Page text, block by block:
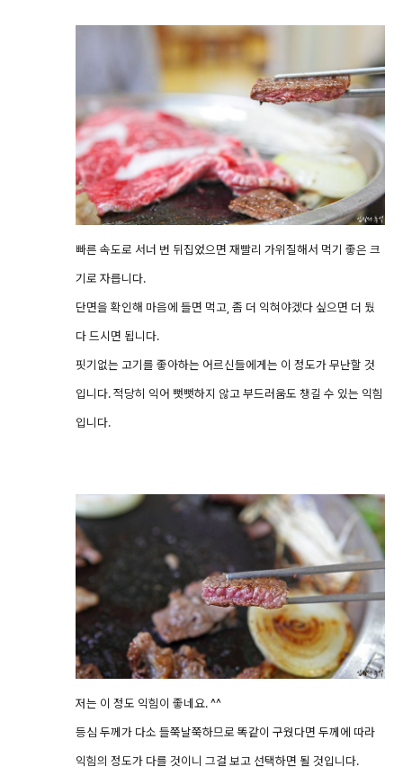
빠른 속도로 서너 번 뒤집었으면 재빨리 가위질해서 먹기 좋은 크
기로 자릅니다.
단면을 확인해 마음에 들면 먹고, 좀 더 익혀야겠다 싶으면 더 뒀
다 드시면 됩니다.
핏기없는 고기를 좋아하는 어르신들에게는 이 정도가 무난할 것
입니다. 적당히 익어 뻣뻣하지 않고 부드러움도 챙길 수 있는 익힘
입니다.
저는 이 정도 익힘이 좋네요. ^^
등심 두께가 다소 들쭉날쭉하므로 똑같이 구웠다면 두께에 따라
익힘의 정도가 다를 것이니 그걸 보고 선택하면 될 것입니다.